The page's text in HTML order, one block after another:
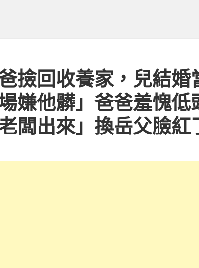
撿回收養家，兒結婚
嫌他髒」爸爸羞愧低
闆出來」換岳父臉紅